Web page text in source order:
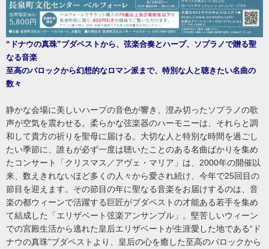
“ドナウの真珠”ブダペストから、弦楽合奏とハープ、ソプラノで贈る聖
なる音楽
至高のバロックから幻想的なロマン派まで、特別な人と聴きたい名曲の
数々
静かな会場に美しいハープの音色が響き、澄み切ったソプラノの歌
声が空気を震わせる。柔らかな弦楽器のハーモニーは、それらと調
和して貴方の祈りを聖母に届ける。大切な人と特別な時間を過ごし
たい季節に、誰もが必ず一度は聴いたことのある名曲ばかりを集め
たコンサート「クリスマス／アヴェ・マリア」は、2000年の開催以
来、数えきれないほど多くの人々から愛され続け、今年で25回目の
節目を迎えます。その節目の年に聖なる音楽をお届けするのは、音
楽の都ウィーンで活躍する巨匠がブダペストの才能ある若手を集め
て結成した「エリザベート弦楽アンサンブル」。堅苦しいウィーン
での宮殿生活から逃れた皇后エリザベートが生涯愛した地である“ド
ナウの真珠”ブダペストより、皇后の心を癒した至高のバロックから